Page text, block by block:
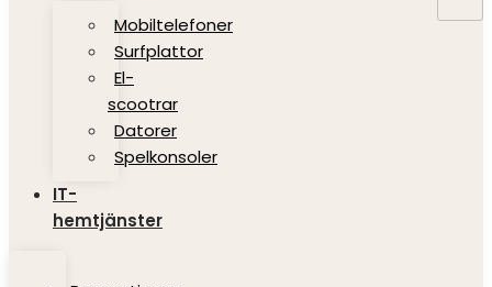
Mobiltelefoner
Surfplattor
El-
scootrar
Datorer
Spelkonsoler
IT-
hemtjänster